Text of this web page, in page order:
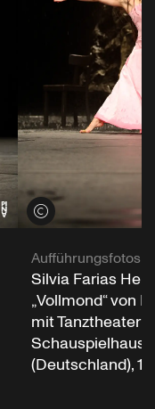
Credits öffnen
Aufführungsfotos
Silvia Farias
„Vollmond“ von
mit Tanztheater
Schauspielhaus
(Deutschland),